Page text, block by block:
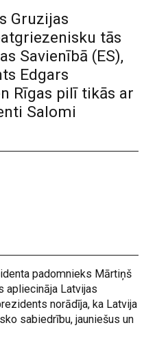
Gruzijas
tās
Savienībā (ES),
Edgars
Rīgas pilī tikās ar
Salomi
padomnieks Mārtiņš
apliecināja Latvijas
norādīja, ka Latvija
sabiedrību, jauniešus un